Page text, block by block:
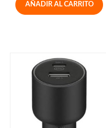
AÑADIR AL CARRITO